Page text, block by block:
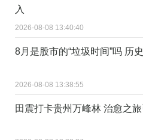
入
2026-08-08 13:40:40
8月是股市的“垃圾时间”吗 历
2026-08-08 13:38:55
田震打卡贵州万峰林 治愈之